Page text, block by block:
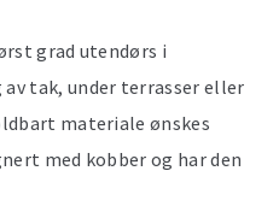
grad utendørs i
tak, under terrasser eller
materiale ønskes
med kobber og har den